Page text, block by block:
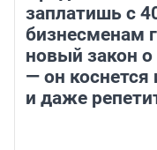
заплатишь с
бизнесменам
новый закон о
— он коснется
и даже